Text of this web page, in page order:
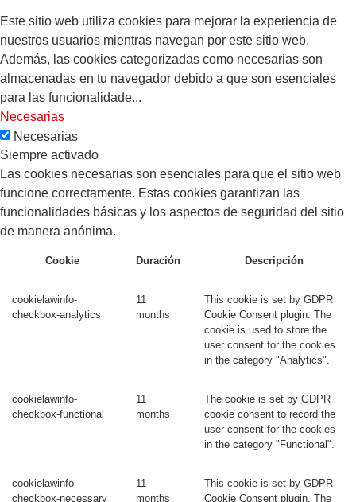
Este sitio web utiliza cookies para mejorar la experiencia de
nuestros usuarios mientras navegan por este sitio web.
Además, las cookies categorizadas como necesarias son
almacenadas en tu navegador debido a que son esenciales
para las funcionalidade...
Necesarias
Necesarias
Siempre activado
Las cookies necesarias son esenciales para que el sitio web
funcione correctamente. Estas cookies garantizan las
funcionalidades básicas y los aspectos de seguridad del sitio
de manera anónima.
Cookie Duración Descripción
cookielawinfo-
checkbox-analytics
11
months
This cookie is set by GDPR
Cookie Consent plugin. The
cookie is used to store the
user consent for the cookies
in the category "Analytics".
cookielawinfo-
checkbox-functional
11
months
The cookie is set by GDPR
cookie consent to record the
user consent for the cookies
in the category "Functional".
cookielawinfo-
checkbox-necessary
11
months
This cookie is set by GDPR
Cookie Consent plugin. The